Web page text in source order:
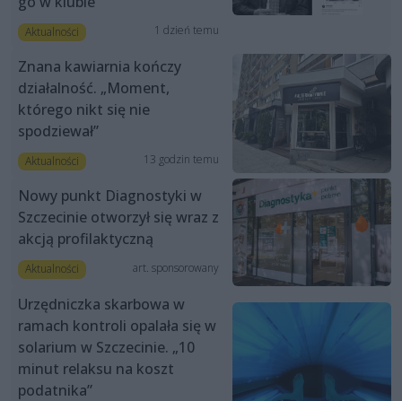
Aktualności 1 dzień temu
Znana kawiarnia kończy
działalność. „Moment,
którego nikt się nie
spodziewał”
Aktualności 13 godzin temu
Nowy punkt Diagnostyki w
Szczecinie otworzył się wraz z
akcją profilaktyczną
Aktualności art. sponsorowany
Urzędniczka skarbowa w
ramach kontroli opalała się w
solarium w Szczecinie. „10
minut relaksu na koszt
podatnika”